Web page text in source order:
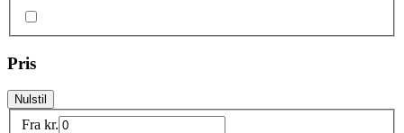
Pris
Nulstil
Fra kr.